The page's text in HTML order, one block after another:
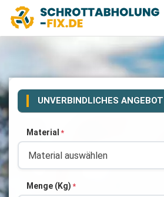
UNVERBINDLICHES ANGEBOT
Material *
Menge (Kg) *